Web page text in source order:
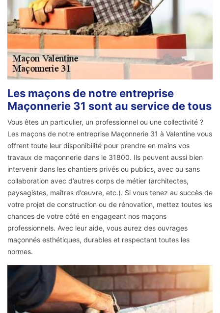
Les maçons de notre entreprise
Maçonnerie 31 sont au service de tous
Vous êtes un particulier, un professionnel ou une collectivité ?
Les maçons de notre entreprise Maçonnerie 31 à Valentine vous
offrent toute leur disponibilité pour prendre en mains vos
travaux de maçonnerie dans le 31800. Ils peuvent aussi bien
intervenir dans les chantiers privés ou publics, avec ou sans
collaboration avec d’autres corps de métier (architectes,
paysagistes, maîtres d’œuvre, etc.). Si vous tenez au succès de
votre projet de construction ou de rénovation, mettez toutes les
chances de votre côté en engageant nos maçons
professionnels. Avec leur aide, vous aurez des ouvrages
maçonnés esthétiques, durables et respectant toutes les
normes.